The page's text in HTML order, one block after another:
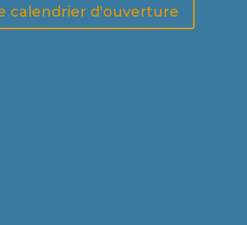
calendrier d'ouverture